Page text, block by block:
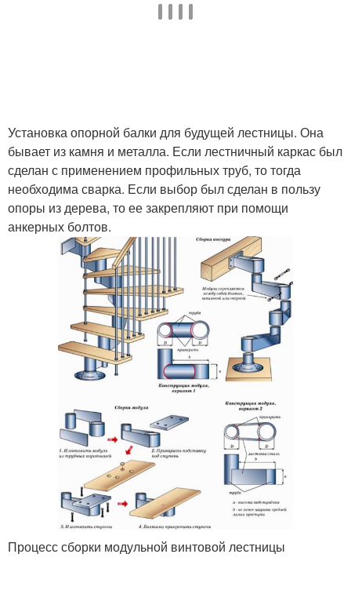
Установка опорной балки для будущей лестницы. Она
бывает из камня и металла. Если лестничный каркас был
сделан с применением профильных труб, то тогда
необходима сварка. Если выбор был сделан в пользу
опоры из дерева, то ее закрепляют при помощи
анкерных болтов.
Процесс сборки модульной винтовой лестницы